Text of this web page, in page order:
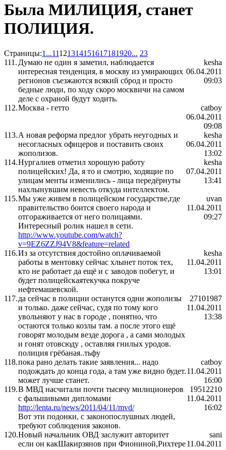
Была МИЛИЦИЯ, станет
ПОЛИЦИЯ.
Страницы:1 ...11121314151617181920... 23
111. Думаю не один я заметил, наблюдается
интересная тенденция, в москву из умирающих
регионов съезжаются всякий сброд и просто
бедные люди, по ходу скоро москвичи на самом
деле с охраной будут ходить.
kesha
06.04.2011
09:03
112.Москва - гетто
catboy
06.04.2011
09:08
113.А новая реформа предлог убрать неугодных и
несогласных офицеров и поставить своих
жополизов.
kesha
06.04.2011
13:02
114.Нургалиев отметил хорошую работу
полицейских! Да, я то и смотрю, ходящие по
улицам менты изменились - лица передёрнуты
нахлынувшим невесть откуда интеллектом.
kesha
07.04.2011
13:41
115.Мы уже живем в полицейском государстве,где
правительство боится своего народа и
отгораживается от него полицаями.
Интересный ролик нашел в сети.
http://www.youtube.com/watch?
v=9EZ6ZZJ94V8&feature=related
uvan
11.04.2011
09:27
116.Из за отсутствия достойно оплачиваемой
работы в ментовку сейчас хлынет поток тех,
кто не работает да ещё и с заводов побегут, и
будет полицейскаятекучка покруче
нефтемашевской.
kesha
11.04.2011
13:01
117.да сейчас в полиции останутся одни жополизы
и только. даже сейчас, судя по тому кого
увольняют у нас в городе , понятно, что
остаются только козлы там. а после этого ещё
говорят молодым везде дорога , а сами молодых
и гонят отовсюду , оставляя гнилых уродов.
полиция грёбаная..тьфу
27101987
11.04.2011
13:38
118.пока рано делать такие заявления... надо
подождать до конца года, а там уже видно будет.
может лучше станет.
catboy
11.04.2011
16:00
119.В МВД насчитали почти тысячу милиционеров
с фальшивыми дипломами
http://lenta.ru/news/2011/04/11/mvd/
Вот эти подонки, с законопослушных людей,
требуют соблюдения законов.
19512210
11.04.2011
16:02
120.Новый начальник ОВД заслужит авторитет
если он какШакирзянов при Фиониной,Рихтере
sani
11.04.2011